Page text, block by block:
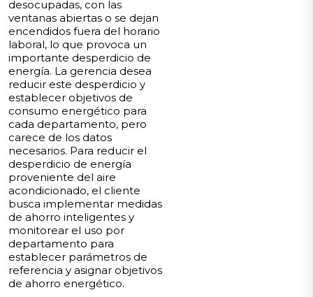
desocupadas, con las
ventanas abiertas o se dejan
encendidos fuera del horario
laboral, lo que provoca un
importante desperdicio de
energía. La gerencia desea
reducir este desperdicio y
establecer objetivos de
consumo energético para
cada departamento, pero
carece de los datos
necesarios. Para reducir el
desperdicio de energía
proveniente del aire
acondicionado, el cliente
busca implementar medidas
de ahorro inteligentes y
monitorear el uso por
departamento para
establecer parámetros de
referencia y asignar objetivos
de ahorro energético.